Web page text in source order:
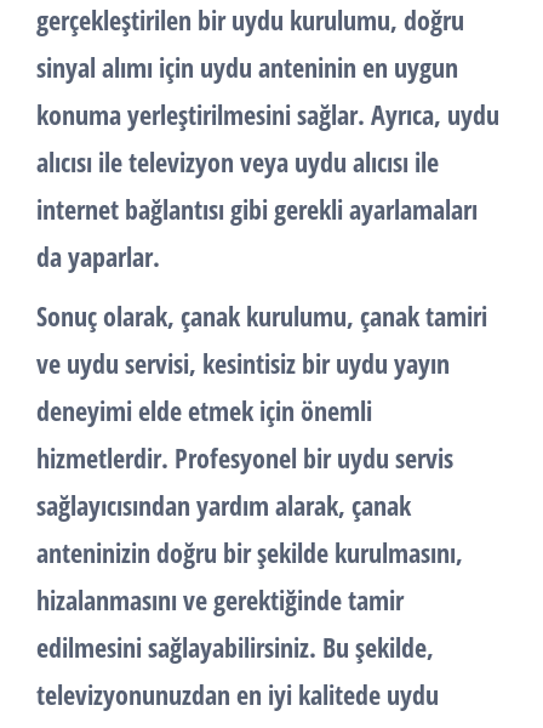
gerçekleştirilen bir uydu kurulumu, doğru
sinyal alımı için uydu anteninin en uygun
konuma yerleştirilmesini sağlar. Ayrıca, uydu
alıcısı ile televizyon veya uydu alıcısı ile
internet bağlantısı gibi gerekli ayarlamaları
da yaparlar.
Sonuç olarak, çanak kurulumu, çanak tamiri
ve uydu servisi, kesintisiz bir uydu yayın
deneyimi elde etmek için önemli
hizmetlerdir. Profesyonel bir uydu servis
sağlayıcısından yardım alarak, çanak
anteninizin doğru bir şekilde kurulmasını,
hizalanmasını ve gerektiğinde tamir
edilmesini sağlayabilirsiniz. Bu şekilde,
televizyonunuzdan en iyi kalitede uydu